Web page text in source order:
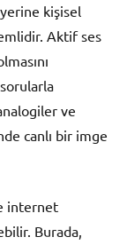
kişisel
Aktif ses
ve
canlı bir imge
internet
Burada,